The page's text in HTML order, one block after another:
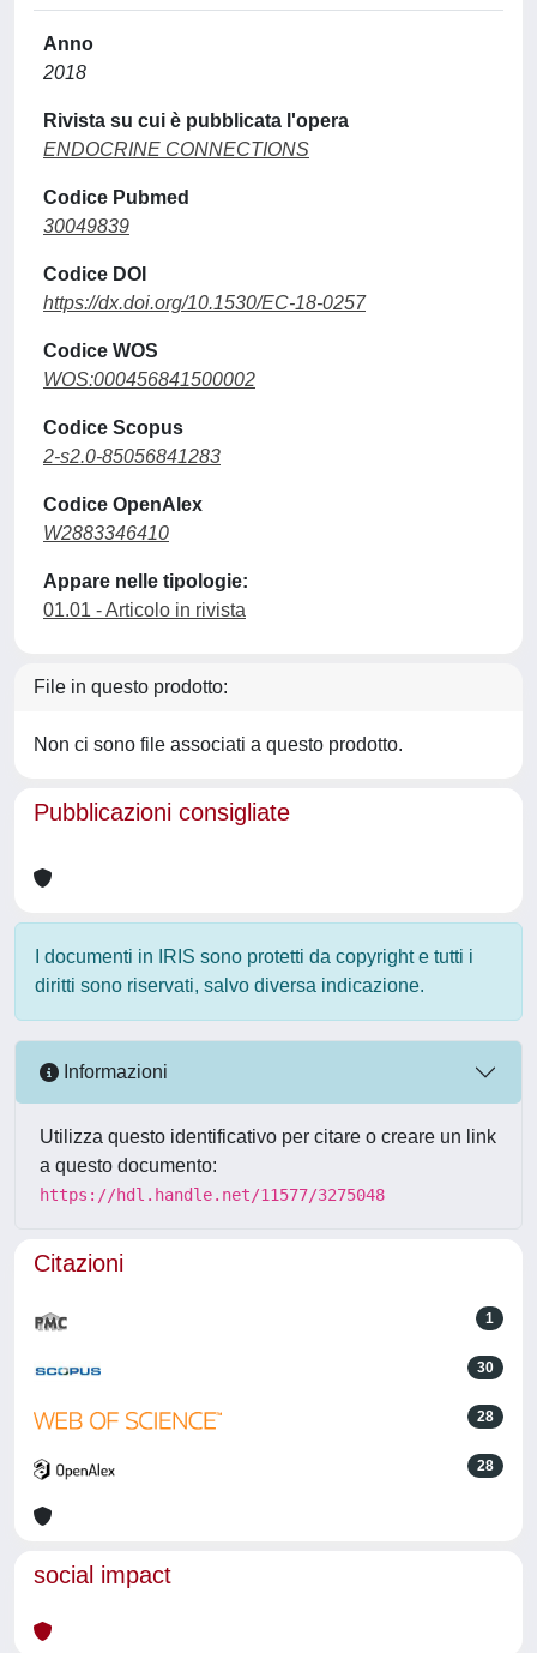
Anno
2018
Rivista su cui è pubblicata l'opera
ENDOCRINE CONNECTIONS
Codice Pubmed
30049839
Codice DOI
https://dx.doi.org/10.1530/EC-18-0257
Codice WOS
WOS:000456841500002
Codice Scopus
2-s2.0-85056841283
Codice OpenAlex
W2883346410
Appare nelle tipologie:
01.01 - Articolo in rivista
File in questo prodotto:
Non ci sono file associati a questo prodotto.
Pubblicazioni consigliate
I documenti in IRIS sono protetti da copyright e tutti i
diritti sono riservati, salvo diversa indicazione.
Informazioni
Utilizza questo identificativo per citare o creare un link
a questo documento:
https://hdl.handle.net/11577/3275048
Citazioni
1
30
28
28
social impact